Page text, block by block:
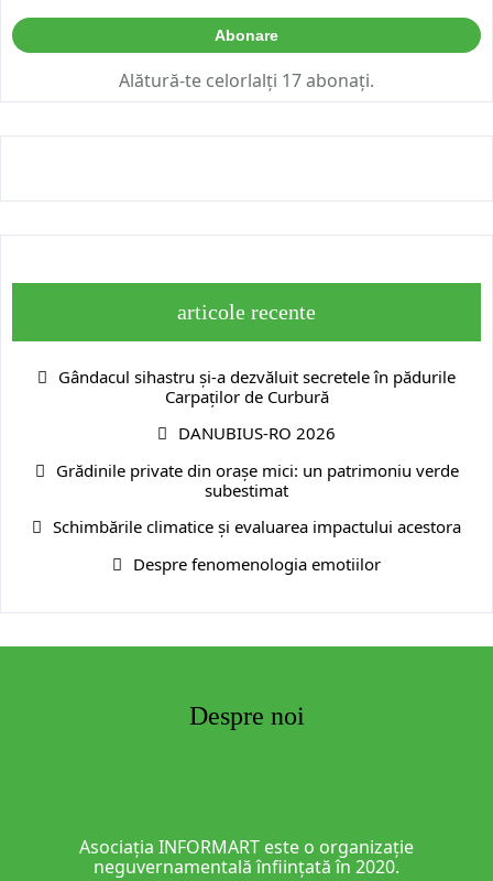
Abonare
Alătură-te celorlalți 17 abonați.
articole recente
Gândacul sihastru și-a dezvăluit secretele în pădurile
Carpaților de Curbură
DANUBIUS-RO 2026
Grădinile private din orașe mici: un patrimoniu verde
subestimat
Schimbările climatice și evaluarea impactului acestora
Despre fenomenologia emotiilor
Despre noi
Asociația INFORMART este o organizație
neguvernamentală înființată în 2020.